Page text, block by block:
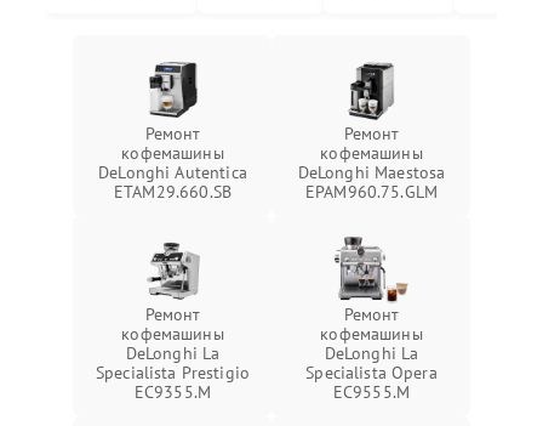
Ремонт
кофемашины
DeLonghi Autentica
ETAM29.660.SB
Ремонт
кофемашины
DeLonghi Maestosa
EPAM960.75.GLM
Ремонт
кофемашины
DeLonghi La
Specialista Prestigio
EC9355.M
Ремонт
кофемашины
DeLonghi La
Specialista Opera
EC9555.M